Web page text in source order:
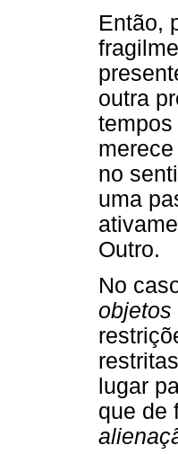
Então,
outra
tempos
no
uma
Outro.
No
objetos
lugar
que de